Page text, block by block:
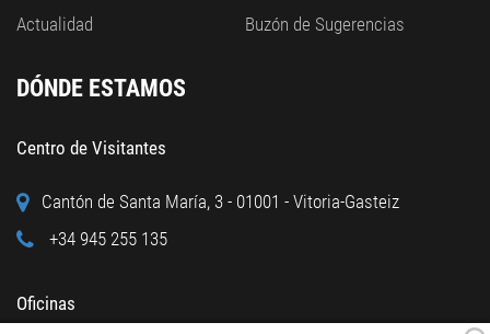
Actualidad
Buzón de Sugerencias
DÓNDE ESTAMOS
Centro de Visitantes
Cantón de Santa María, 3 - 01001 - Vitoria-Gasteiz
+34 945 255 135
Oficinas